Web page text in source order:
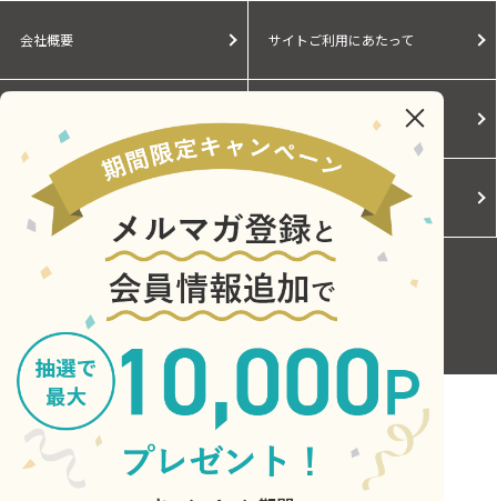
会社概要 サイトご利用にあたって
Cookieポリシー ご利用規約
お問い合わせ
Copyright © Central Japan Railway Company. All Rights Reserved.